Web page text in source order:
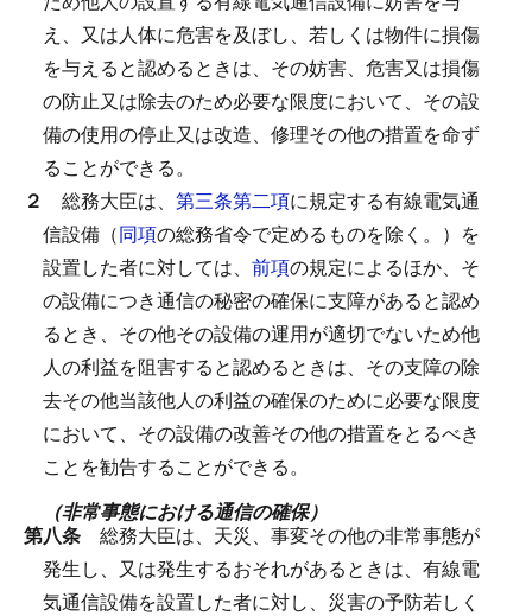
え、又は人体に危害を及ぼし、若しくは物件に損傷
を与えると認めるときは、その妨害、危害又は損傷
の防止又は除去のため必要な限度において、その設
備の使用の停止又は改造、修理その他の措置を命ず
ることができる。
２ 総務大臣は、 第三条第二項に規定する有線電気通
信設備（同項の総務省令で定めるものを除く。）を
設置した者に対しては、 前項の規定によるほか、そ
の設備につき通信の秘密の確保に支障があると認め
るとき、その他その設備の運用が適切でないため他
人の利益を阻害すると認めるときは、その支障の除
去その他当該他人の利益の確保のために必要な限度
において、その設備の改善その他の措置をとるべき
ことを勧告することができる。
（非常事態における通信の確保）
第八条 総務大臣は、天災、事変その他の非常事態が
発生し、又は発生するおそれがあるときは、有線電
気通信設備を設置した者に対し、災害の予防若しく